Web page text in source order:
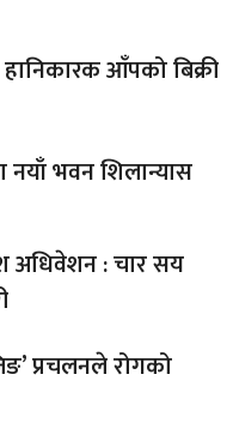
आँपको बिक्री
नयाँ भवन शिलान्यास
अधिवेशन : चार सय
प्रचलनले रोगको